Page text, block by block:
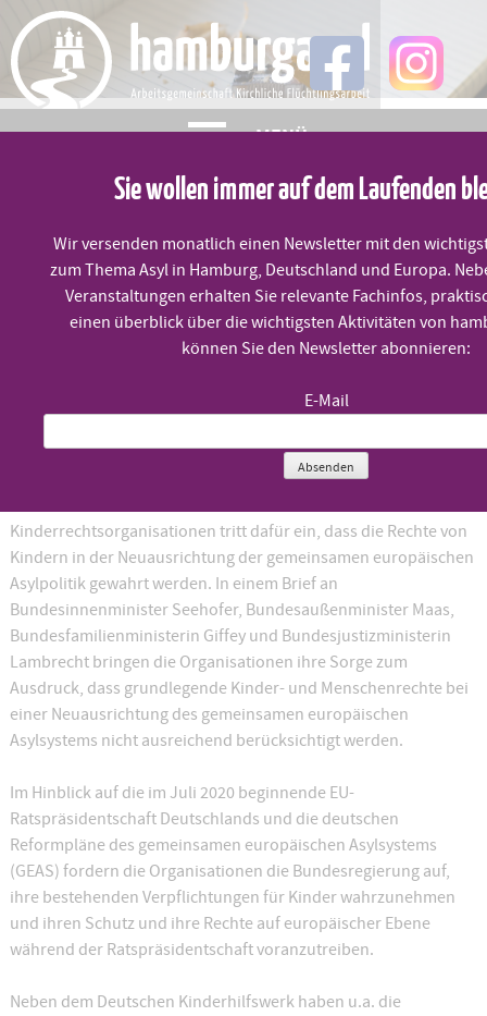
content
MENÜ
Gemeinsamer offener Brief
Veröffentlicht am31. März 2020
Kindern in der Neuausrichtung der gemeinsamen
europäischen Asylpolitik
Kinderrechtsorganisationen tritt dafür ein, dass die Rechte von
Kindern in der Neuausrichtung der gemeinsamen europäischen
Asylpolitik gewahrt werden. In einem Brief an
Bundesinnenminister Seehofer, Bundesaußenminister Maas,
Bundesfamilienministerin Giffey und Bundesjustizministerin
Lambrecht bringen die Organisationen ihre Sorge zum
Ausdruck, dass grundlegende Kinder- und Menschenrechte bei
einer Neuausrichtung des gemeinsamen europäischen
Asylsystems nicht ausreichend berücksichtigt werden.
Im Hinblick auf die im Juli 2020 beginnende EU-
Ratspräsidentschaft Deutschlands und die deutschen
Reformpläne des gemeinsamen europäischen Asylsystems
(GEAS) fordern die Organisationen die Bundesregierung auf,
ihre bestehenden Verpflichtungen für Kinder wahrzunehmen
und ihren Schutz und ihre Rechte auf europäischer Ebene
während der Ratspräsidentschaft voranzutreiben.
Neben dem Deutschen Kinderhilfswerk haben u.a. die
Sie wollen immer auf dem Laufenden
Wir versenden monatlich einen Newsletter mit den
zum Thema Asyl in Hamburg, Deutschland und Europa.
Veranstaltungen erhalten Sie relevante Fachinfos,
einen überblick über die wichtigsten Aktivitäten von
können Sie den Newsletter abonnieren:
E-Mail
Absenden